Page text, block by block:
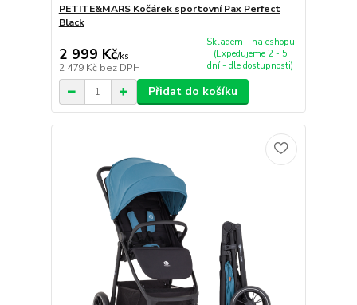
PETITE&MARS Kočárek sportovní Pax Perfect
Black
2 999 Kč/ks
2 479 Kč bez DPH
Skladem - na eshopu
(Expedujeme 2 - 5
dní - dle dostupnosti)
Přidat do košíku